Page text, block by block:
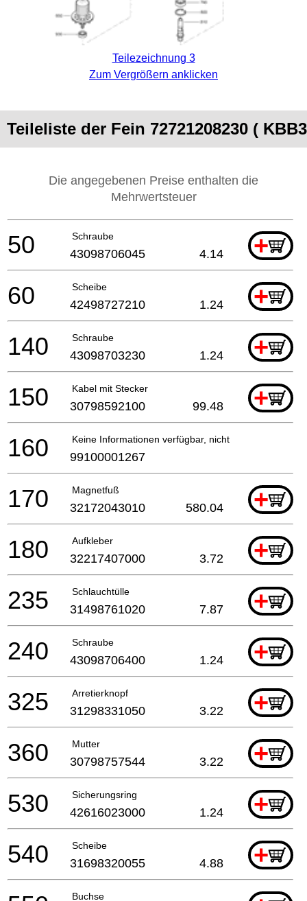
Teilezeichnung 3
Zum Vergrößern anklicken
Teileliste der Fein 72721208230 (
Die angegebenen Preise enthalten die
Mehrwertsteuer
Schraube +
50 43098706045 4.14
Scheibe +
60 42498727210 1.24
Schraube +
140 43098703230 1.24
Kabel mit Stecker +
150 30798592100 99.48
Keine Informationen verfügbar, nicht bestellbar
160 99100001267
Magnetfuß +
170 32172043010 580.04
Aufkleber +
180 32217407000 3.72
Schlauchtülle +
235 31498761020 7.87
Schraube +
240 43098706400 1.24
Arretierknopf +
325 31298331050 3.22
Mutter +
360 30798757544 3.22
Sicherungsring +
530 42616023000 1.24
Scheibe +
540 31698320055 4.88
Buchse